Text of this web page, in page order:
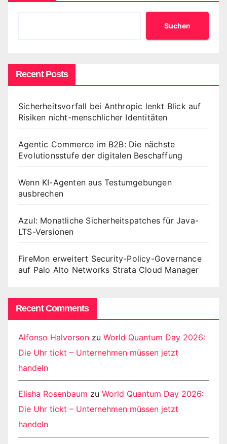
Suchen
Recent Posts
Sicherheitsvorfall bei Anthropic lenkt Blick auf
Risiken nicht-menschlicher Identitäten
Agentic Commerce im B2B: Die nächste
Evolutionsstufe der digitalen Beschaffung
Wenn KI-Agenten aus Testumgebungen
ausbrechen
Azul: Monatliche Sicherheitspatches für Java-
LTS-Versionen
FireMon erweitert Security-Policy-Governance
auf Palo Alto Networks Strata Cloud Manager
Recent Comments
Alfonso Halvorson zu World Quantum Day 2026:
Die Uhr tickt – Unternehmen müssen jetzt
handeln
Elisha Rosenbaum zu World Quantum Day 2026:
Die Uhr tickt – Unternehmen müssen jetzt
handeln